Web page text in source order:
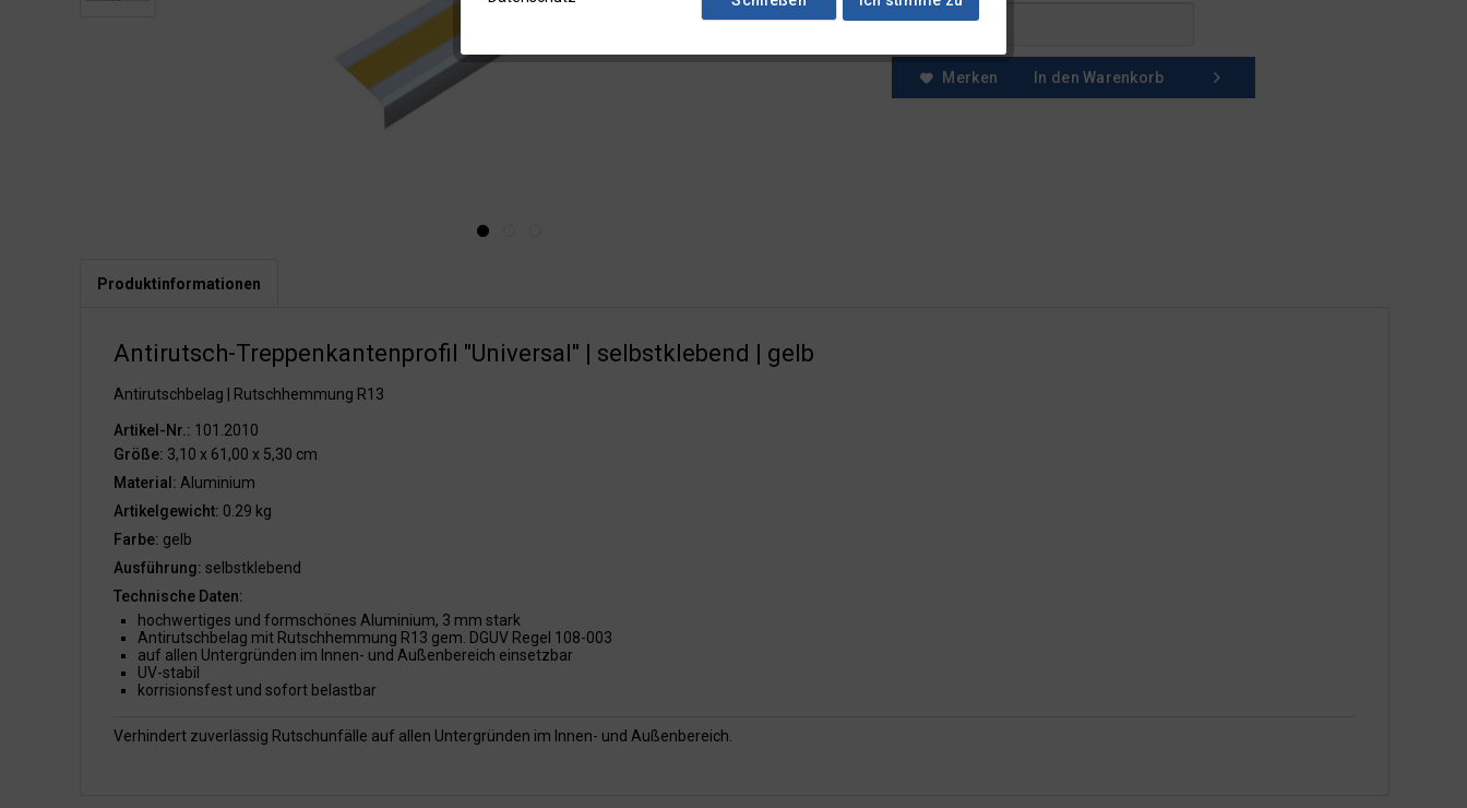
Merken In den Warenkorb
Produktinformationen
Antirutsch-Treppenkantenprofil "Universal" | selbstklebend | gelb
Antirutschbelag | Rutschhemmung R13
Artikel-Nr.: 101.2010
Größe: 3,10 x 61,00 x 5,30 cm
Material: Aluminium
Artikelgewicht: 0.29 kg
Farbe: gelb
Ausführung: selbstklebend
Technische Daten:
hochwertiges und formschönes Aluminium, 3 mm stark
Antirutschbelag mit Rutschhemmung R13 gem. DGUV Regel 108-003
auf allen Untergründen im Innen- und Außenbereich einsetzbar
UV-stabil
korrisionsfest und sofort belastbar
Verhindert zuverlässig Rutschunfälle auf allen Untergründen im Innen- und Außenbereich.